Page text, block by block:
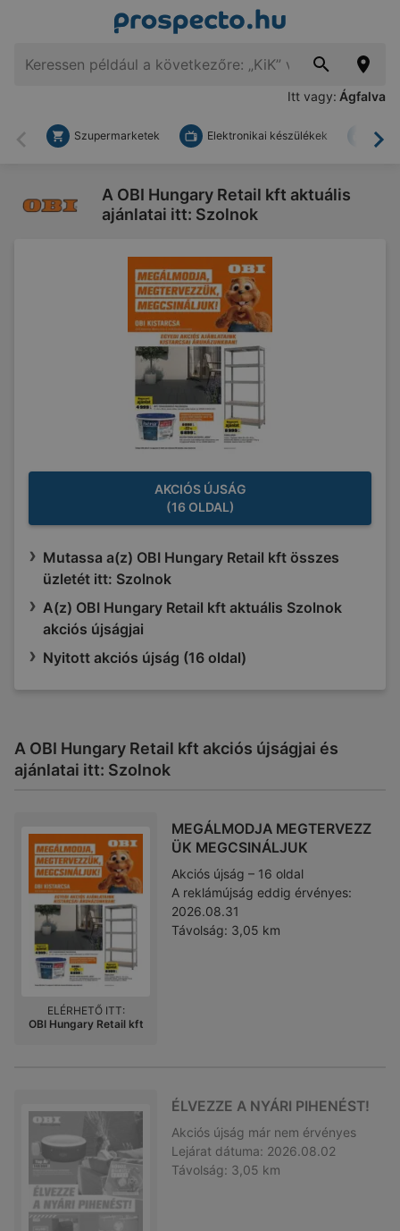
Itt vagy: Ágfalva
Vissza
Szupermarketek Elektronikai készülékek
A OBI Hungary Retail kft aktuális
ajánlatai itt: Szolnok
AKCIÓS ÚJSÁG
(16 OLDAL)
Mutassa a(z) OBI Hungary Retail kft összes
üzletét itt: Szolnok
A(z) OBI Hungary Retail kft aktuális Szolnok
akciós újságjai
Nyitott akciós újság (16 oldal)
A OBI Hungary Retail kft akciós újságjai és
ajánlatai itt: Szolnok
MEGÁLMODJA MEGTERVEZZ
ÜK MEGCSINÁLJUK
Akciós újság – 16 oldal
A reklámújság eddig érvényes:
2026.08.31
Távolság: 3,05 km
ELÉRHETŐ ITT:
OBI Hungary Retail kft
ÉLVEZZE A NYÁRI PIHENÉST!
Akciós újság már nem érvényes
Lejárat dátuma: 2026.08.02
Távolság: 3,05 km